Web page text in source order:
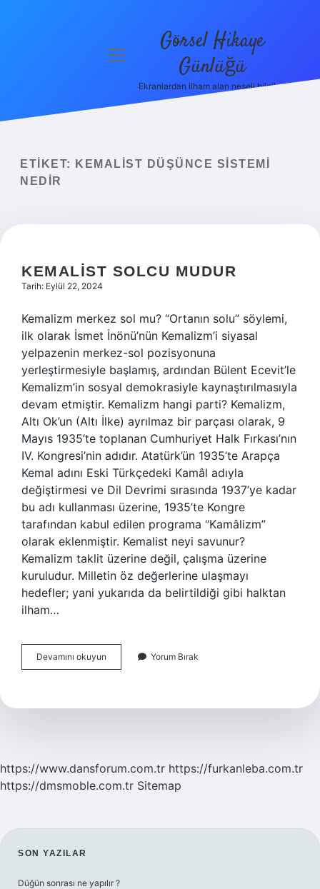
Yasal Uyarı
menüyü
Görsel Hikaye
Günlüğü
Ekranlardan ilham alan neşeli bilgiler!
ETIKET:
KEMALIST DÜŞÜNCE SISTEMI
NEDIR
KEMALIST SOLCU MUDUR
Tarih: Eylül 22, 2024
Kemalizm merkez sol mu? “Ortanın solu” söylemi,
ilk olarak İsmet İnönü’nün Kemalizm’i siyasal
yelpazenin merkez-sol pozisyonuna
yerleştirmesiyle başlamış, ardından Bülent Ecevit’le
Kemalizm’in sosyal demokrasiyle kaynaştırılmasıyla
devam etmiştir. Kemalizm hangi parti? Kemalizm,
Altı Ok’un (Altı İlke) ayrılmaz bir parçası olarak, 9
Mayıs 1935’te toplanan Cumhuriyet Halk Fırkası’nın
IV. Kongresi’nin adıdır. Atatürk’ün 1935’te Arapça
Kemal adını Eski Türkçedeki Kamâl adıyla
değiştirmesi ve Dil Devrimi sırasında 1937’ye kadar
bu adı kullanması üzerine, 1935’te Kongre
tarafından kabul edilen programa “Kamâlizm”
olarak eklenmiştir. Kemalist neyi savunur?
Kemalizm taklit üzerine değil, çalışma üzerine
kuruludur. Milletin öz değerlerine ulaşmayı
hedefler; yani yukarıda da belirtildiği gibi halktan
ilham…
Devamını okuyun Kemalist
Solcu
Yorum Bırak
https://www.dansforum.com.tr https://furkanleba.com.tr
https://dmsmoble.com.tr Sitemap
SIDEBAR
SON YAZILAR
Düğün sonrası ne yapılır ?